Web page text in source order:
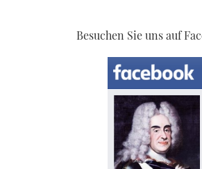
Besuchen Sie uns auf